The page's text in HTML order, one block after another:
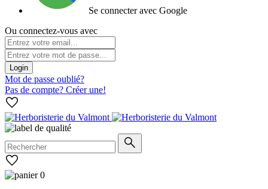
Se connecter avec Google
Ou connectez-vous avec
Login
Mot de passe oublié?
Pas de compte? Créer une!
0